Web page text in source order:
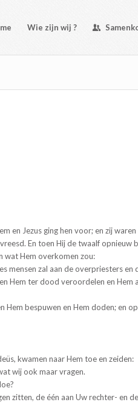
Wie zijn wij ?
en Jezus ging hen voor; en zij waren
En toen Hij de twaalf opnieuw
wat Hem overkomen zou:
mensen zal aan de overpriesters en
Hem ter dood veroordelen en Hem
Hem bespuwen en Hem doden; en
kwamen naar Hem toe en zeiden:
wij ook maar vragen.
zitten, de één aan Uw rechter- en de